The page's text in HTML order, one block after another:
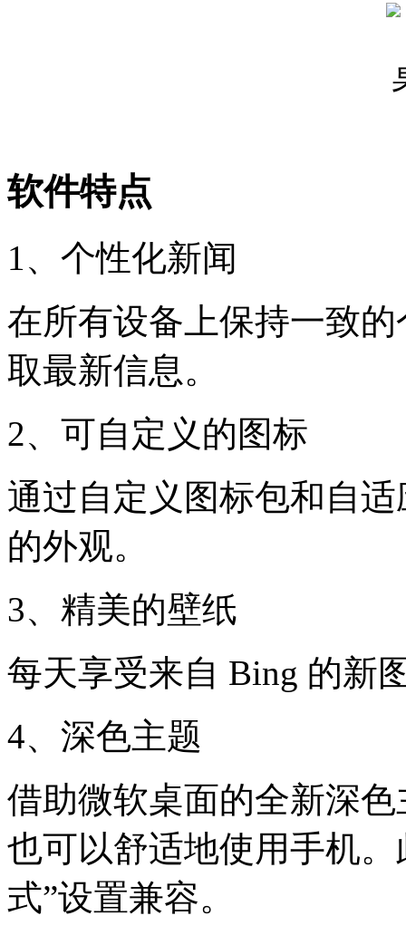
软件特点
1、个性化新闻
在所有设备上保持一致
取最新信息。
2、可自定义的图标
通过自定义图标包和自
的外观。
3、精美的壁纸
每天享受来自 Bing 的新
4、深色主题
借助微软桌面的全新深
也可以舒适地使用手机。
式”设置兼容。